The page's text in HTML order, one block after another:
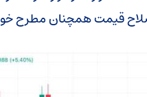
قیمت همچنان مطرح